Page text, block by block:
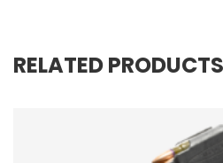
RELATED PRODUCTS